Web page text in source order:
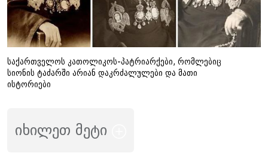
საქართველოს კათოლიკოს-პატრიარქები, რომლებიც
სიონის ტაძარში არიან დაკრძალულები და მათი
ისტორიები
იხილეთ მეტი